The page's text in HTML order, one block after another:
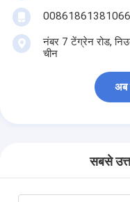
नंबर 7 टेंग्रेन रोड,
चीन
अब
सबसे